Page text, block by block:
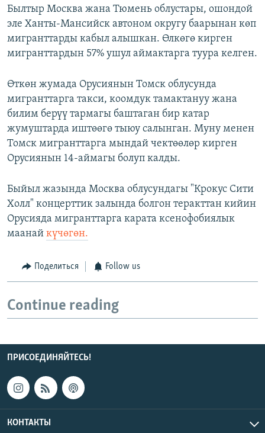
Былтыр Москва жана Тюмень облустары, ошондой
эле Ханты-Мансийск автоном округу баарынан көп
мигранттарды кабыл алышкан. Өлкөгө кирген
мигранттардын 57% ушул аймактарга туура келген.
Өткөн жумада Орусиянын Томск облусунда
мигранттарга такси, коомдук тамактануу жана
билим берүү тармагы баштаган бир катар
жумуштарда иштөөгө тыюу салынган. Муну менен
Томск мигранттарга мындай чектөөлөр кирген
Орусиянын 14-аймагы болуп калды.
Быйыл жазында Москва облусундагы "Крокус Сити
Холл" концерттик залында болгон теракттан кийин
Орусияда мигранттарга карата ксенофобиялык
маанай күчөгөн.
Поделиться Follow us
Continue reading
ПРИСОЕДИНЯЙТЕСЬ!
КОНТАКТЫ